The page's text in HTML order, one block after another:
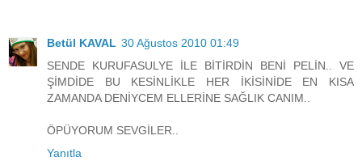
Betül KAVAL 30 Ağustos 2010 01:49
SENDE KURUFASULYE İLE BİTİRDİN BENİ PELİN.. VE
ŞİMDİDE BU KESİNLİKLE HER İKİSİNİDE EN KISA
ZAMANDA DENİYCEM ELLERİNE SAĞLIK CANIM..
ÖPÜYORUM SEVGİLER..
Yanıtla